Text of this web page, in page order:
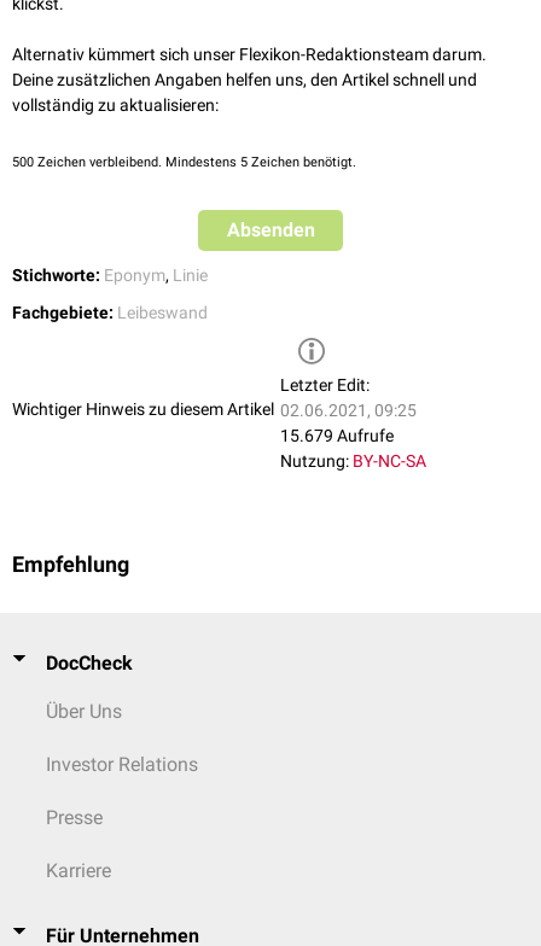
klickst.
Alternativ kümmert sich unser Flexikon-Redaktionsteam darum.
Deine zusätzlichen Angaben helfen uns, den Artikel schnell und
vollständig zu aktualisieren:
500 Zeichen verbleibend. Mindestens 5 Zeichen benötigt.
Absenden
Stichworte: Eponym, Linie
Fachgebiete: Leibeswand
Wichtiger Hinweis zu diesem Artikel
Letzter Edit:
02.06.2021, 09:25
15.679 Aufrufe
Nutzung: BY-NC-SA
Empfehlung
DocCheck
Über Uns
Investor Relations
Presse
Karriere
Für Unternehmen